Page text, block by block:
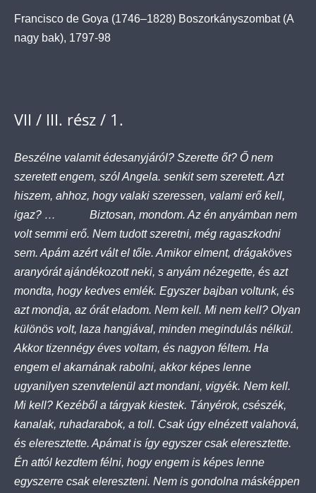
Francisco de Goya (1746–1828) Boszorkányszombat (A
nagy bak), 1797-98
VII / III. rész / 1.
Beszélne valamit édesanyjáról? Szerette őt? Ő nem
szeretett engem, szól Angela. senkit sem szeretett. Azt
hiszem, ahhoz, hogy valaki szeressen, valami erő kell,
igaz? … Biztosan, mondom. Az én anyámban nem
volt semmi erő. Nem tudott szeretni, még ragaszkodni
sem. Apám azért vált el tőle. Amikor elment, drágaköves
aranyórát ajándékozott neki, s anyám nézegette, és azt
mondta, hogy kedves emlék. Egyszer bajban voltunk, és
azt mondja, az órát eladom. Nem kell. Mi nem kell? Olyan
különös volt, laza hangjával, minden megindulás nélkül.
Akkor tizennégy éves voltam, és nagyon féltem. Ha
engem el akarnának rabolni, akkor képes lenne
ugyanilyen szenvtelenül azt mondani, vigyék. Nem kell.
Mi kell? Kezéből a tárgyak kiestek. Tányérok, csészék,
kanalak, ruhadarabok, a toll. Csak úgy elnézett valahová,
és eleresztette. Apámat is így egyszer csak eleresztette.
Én attól kezdtem félni, hogy engem is képes lenne
egyszerre csak elereszteni. Nem is gondolna másképpen